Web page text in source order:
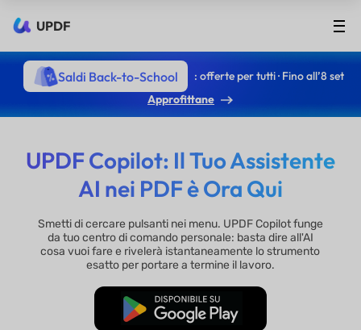
UPDF
Saldi Back-to-School
: offerte per tutti · Fino all’8 set
Approfittane
UPDF Copilot: Il Tuo Assistente
AI nei PDF è Ora Qui
Smetti di cercare pulsanti nei menu. UPDF Copilot funge
da tuo centro di comando personale: basta dire all'AI
cosa vuoi fare e rivelerà istantaneamente lo strumento
esatto per portare a termine il lavoro.
Download Gratis